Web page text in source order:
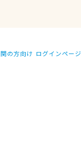
の方向け ログインページ